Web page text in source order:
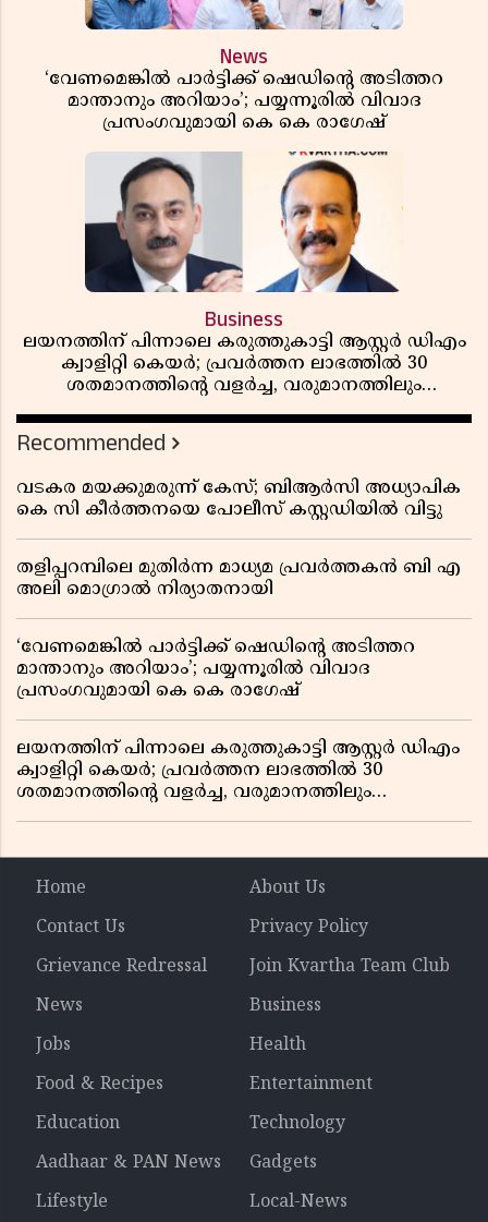
News
‘വേണമെങ്കിൽ പാർട്ടിക്ക് ഷെഡിൻ്റെ അടിത്തറ
മാന്താനും അറിയാം’; പയ്യന്നൂരിൽ വിവാദ
പ്രസംഗവുമായി കെ കെ രാഗേഷ്
Business
ലയനത്തിന് പിന്നാലെ കരുത്തുകാട്ടി ആസ്റ്റർ ഡിഎം
ക്വാളിറ്റി കെയർ; പ്രവർത്തന ലാഭത്തിൽ 30
ശതമാനത്തിൻ്റെ വളർച്ച, വരുമാനത്തിലും
റിപ്പോർട്ട് പുറത്ത്
Recommended
വടകര മയക്കുമരുന്ന് കേസ്; ബിആർസി അധ്യാപിക
കെ സി കീർത്തനയെ പോലീസ് കസ്റ്റഡിയിൽ വിട്ടു
തളിപ്പറമ്പിലെ മുതിർന്ന മാധ്യമ പ്രവർത്തകൻ ബി എ
അലി മൊഗ്രാൽ നിര്യാതനായി
‘വേണമെങ്കിൽ പാർട്ടിക്ക് ഷെഡിൻ്റെ അടിത്തറ
മാന്താനും അറിയാം’; പയ്യന്നൂരിൽ വിവാദ
പ്രസംഗവുമായി കെ കെ രാഗേഷ്
ലയനത്തിന് പിന്നാലെ കരുത്തുകാട്ടി ആസ്റ്റർ ഡിഎം
ക്വാളിറ്റി കെയർ; പ്രവർത്തന ലാഭത്തിൽ 30
ശതമാനത്തിൻ്റെ വളർച്ച, വരുമാനത്തിലും
Home
About Us
Contact Us
Privacy Policy
Grievance Redressal
Join Kvartha Team Club
News
Business
Jobs
Health
Food & Recipes
Entertainment
Education
Technology
Aadhaar & PAN News
Gadgets
Lifestyle
Local-News